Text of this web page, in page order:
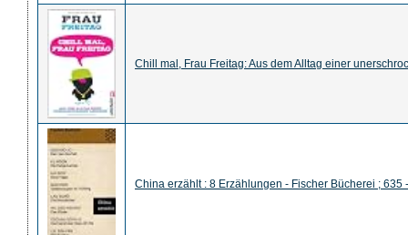
Chill mal, Frau Freitag: Aus dem Alltag einer
China erzählt : 8 Erzählungen - Fischer Bücherei ; 635